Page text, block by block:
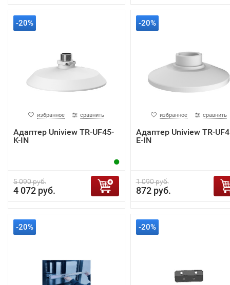
-20%
избранное сравнить
Адаптер Uniview TR-UF45-
K-IN
5 090 руб.
4 072 руб.
-20%
избранное сравнить
Адаптер Uniview TR-
E-IN
1 090 руб.
872 руб.
-20% -20%